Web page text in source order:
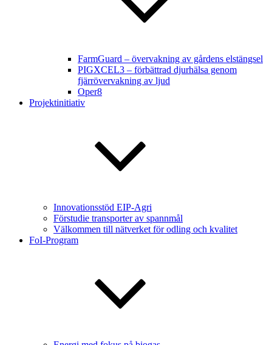
FarmGuard – övervakning av gårdens elstängsel
PIGXCEL3 – förbättrad djurhälsa genom
fjärrövervakning av ljud
Oper8
Projektinitiativ
Innovationsstöd EIP-Agri
Förstudie transporter av spannmål
Välkommen till nätverket för odling och kvalitet
FoI-Program